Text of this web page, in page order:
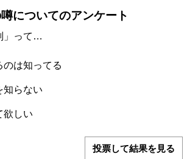
についてのアンケート
」って…
のは知ってる
知らない
欲しい
投票して結果を見る